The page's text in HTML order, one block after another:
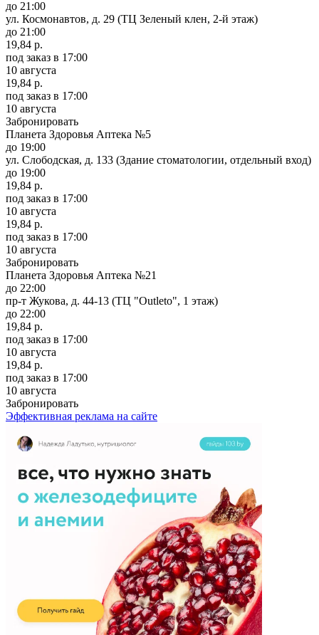
до 21:00
ул. Космонавтов, д. 29 (ТЦ Зеленый клен, 2-й этаж)
до 21:00
19,84 р.
под заказ в 17:00
10 августа
19,84 р.
под заказ в 17:00
10 августа
Забронировать
Планета Здоровья Аптека №5
до 19:00
ул. Слободская, д. 133 (Здание стоматологии, отдельный вход)
до 19:00
19,84 р.
под заказ в 17:00
10 августа
19,84 р.
под заказ в 17:00
10 августа
Забронировать
Планета Здоровья Аптека №21
до 22:00
пр-т Жукова, д. 44-13 (ТЦ "Outleto", 1 этаж)
до 22:00
19,84 р.
под заказ в 17:00
10 августа
19,84 р.
под заказ в 17:00
10 августа
Забронировать
Эффективная реклама на сайте